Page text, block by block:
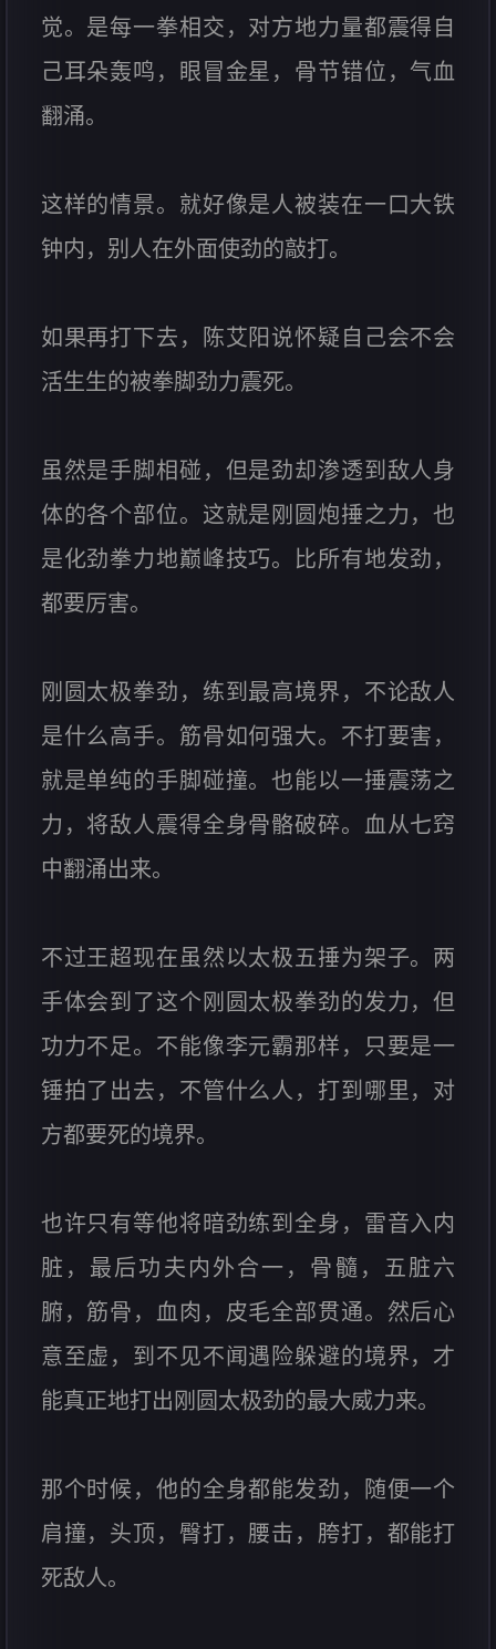
觉。是每一拳相交，对方地力量都震得自
己耳朵轰鸣，眼冒金星，骨节错位，气血
翻涌。
这样的情景。就好像是人被装在一口大铁
钟内，别人在外面使劲的敲打。
如果再打下去，陈艾阳说怀疑自己会不会
活生生的被拳脚劲力震死。
虽然是手脚相碰，但是劲却渗透到敌人身
体的各个部位。这就是刚圆炮捶之力，也
是化劲拳力地巅峰技巧。比所有地发劲，
都要厉害。
刚圆太极拳劲，练到最高境界，不论敌人
是什么高手。筋骨如何强大。不打要害，
就是单纯的手脚碰撞。也能以一捶震荡之
力，将敌人震得全身骨骼破碎。血从七窍
中翻涌出来。
不过王超现在虽然以太极五捶为架子。两
手体会到了这个刚圆太极拳劲的发力，但
功力不足。不能像李元霸那样，只要是一
锤拍了出去，不管什么人，打到哪里，对
方都要死的境界。
也许只有等他将暗劲练到全身，雷音入内
脏，最后功夫内外合一，骨髓，五脏六
腑，筋骨，血肉，皮毛全部贯通。然后心
意至虚，到不见不闻遇险躲避的境界，才
能真正地打出刚圆太极劲的最大威力来。
那个时候，他的全身都能发劲，随便一个
肩撞，头顶，臀打，腰击，胯打，都能打
死敌人。